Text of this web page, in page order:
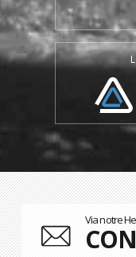
Via notre